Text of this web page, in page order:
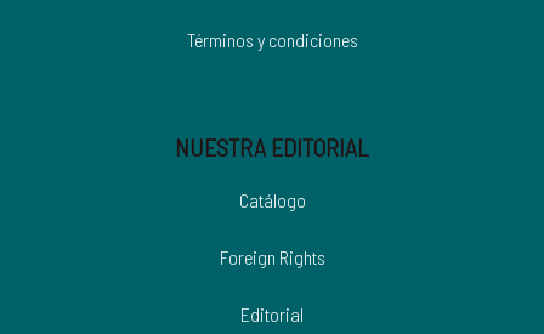
Términos y condiciones
NUESTRA EDITORIAL
Catálogo
Foreign Rights
Editorial